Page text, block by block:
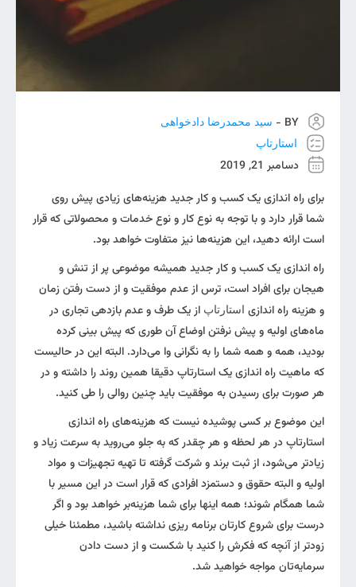
BY -
سید محمدرضا دادخواهی
استارتاپ
دسامبر 21, 2019
برای راه اندازی یک کسب و کار جدید هزینه‌های زیادی پیش روی
شما قرار دارد و با توجه به نوع کار و نوع خدمات و محصولاتی که قرار
است ارائه دهید، این هزینه‌ها نیز متفاوت خواهد بود.
راه اندازی یک کسب و کار جدید همیشه موضوعی پر از تنش و
هیجان برای افراد است، ترس از عدم موفقیت و از دست رفتن زمان
و هزینه راه اندازی استارتاپ از یک طرف و عدم بازدهی تجاری در
ماه‌های اولیه و پیش نرفتن اوضاع آن طوری که پیش بینی کرده
بودید، همه و همه شما را به نگرانی وا می‌دارد. البته این در حالیست
که ماهیت راه اندازی یک استارتاپ دقیقا همین روند را داشته و در
هر صورت برای رسیدن به موفقیت باید چنین روالی را طی کنید.
این موضوع بر کسی پوشیده نیست که هزینه‌های راه اندازی
استارتاپ در هر لحظه و هر چقدر که به جلو می‌روید به سرعت زیاد و
زیادتر می‌شود، از ثبت برند و شرکت گرفته تا تهیه تجهیزات و مواد
اولیه و البته حقوق و دستمزد افرادی که قرار است در این مسیر با
شما همگام شوند؛ همه اینها برای شما هزینه‌بر خواهد بود و اگر
درست برای شروع کارتان برنامه ریزی نداشته باشید، مطمئنا خیلی
زودتر از آنچه که فکرش را کنید با شکست و از دست دادن
سرمایه‌تان مواجه خواهید شد.